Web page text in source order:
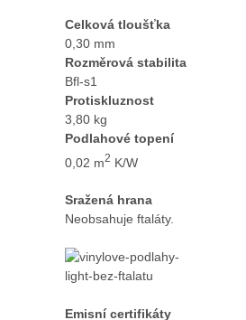
Celková tloušťka
0,30 mm
Rozměrová stabilita
Bfl-s1
Protiskluznost
3,80 kg
Podlahové topení
0,02 m2 K/W
Sražená hrana
Neobsahuje ftaláty.
Emisní certifikáty